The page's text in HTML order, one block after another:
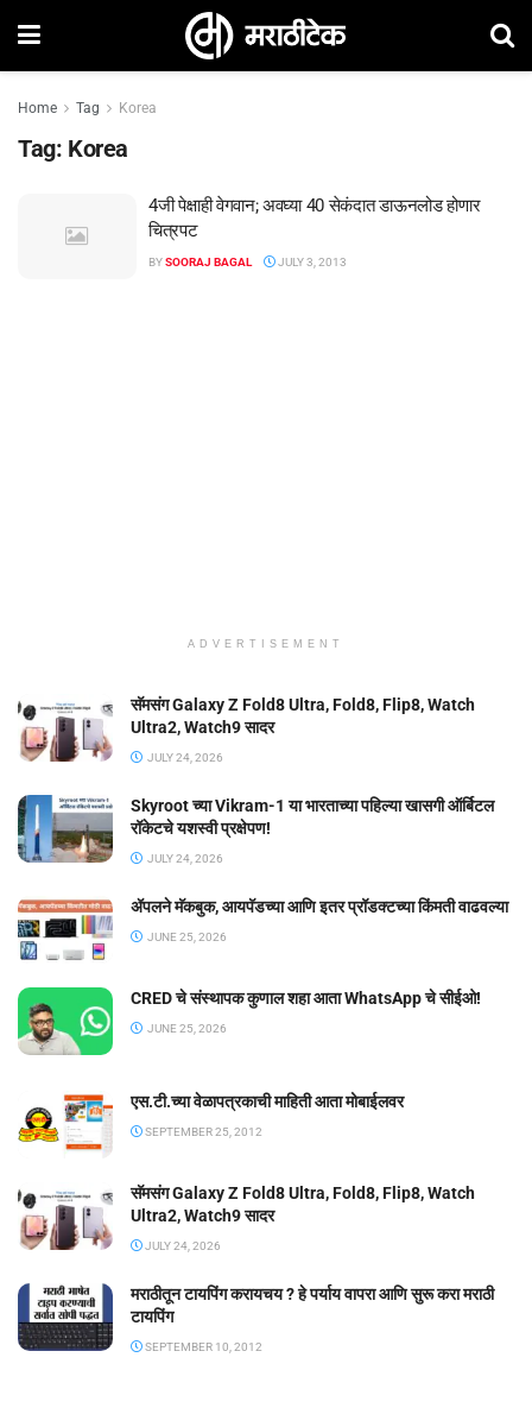
Home Tag Korea
Tag: Korea
4जी पेक्षाही वेगवान; अवघ्‍या 40 सेकंदात डाऊनलोड होणार
चित्रपट
BYSOORAJ BAGAL JULY 3, 2013
ADVERTISEMENT
सॅमसंग Galaxy Z Fold8 Ultra, Fold8, Flip8, Watch
Ultra2, Watch9 सादर
JULY 24, 2026
Skyroot च्या Vikram-1 या भारताच्या पहिल्या खासगी ऑर्बिटल
रॉकेटचे यशस्वी प्रक्षेपण!
JULY 24, 2026
ॲपलने मॅकबुक, आयपॅडच्या आणि इतर प्रॉडक्टच्या किंमती वाढवल्या
JUNE 25, 2026
CRED चे संस्थापक कुणाल शहा आता WhatsApp चे सीईओ!
JUNE 25, 2026
एस.टी.च्या वेळापत्रकाची माहिती आता मोबाईलवर
SEPTEMBER 25, 2012
सॅमसंग Galaxy Z Fold8 Ultra, Fold8, Flip8, Watch
Ultra2, Watch9 सादर
JULY 24, 2026
मराठीतून टायपिंग करायचय ? हे पर्याय वापरा आणि सुरू करा मराठी
टायपिंग
SEPTEMBER 10, 2012